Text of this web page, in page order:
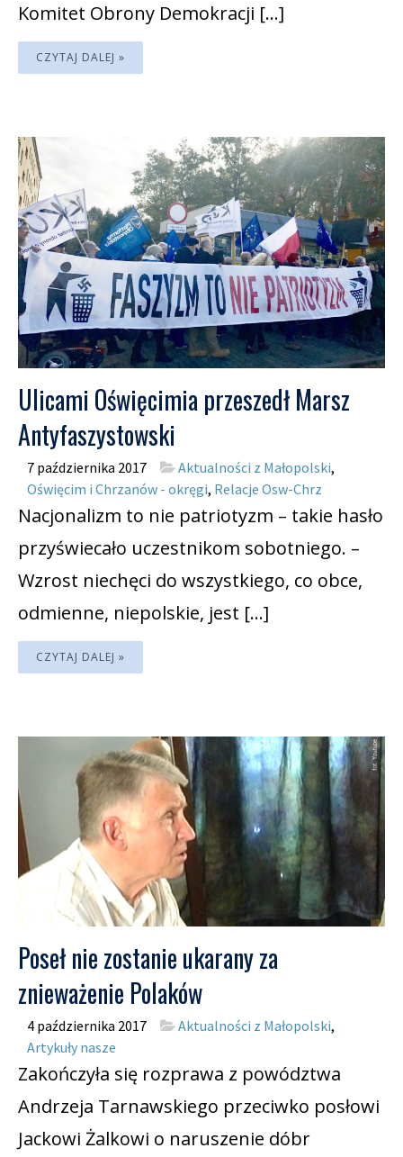
Komitet Obrony Demokracji […]
CZYTAJ DALEJ »
Ulicami Oświęcimia przeszedł Marsz
Antyfaszystowski
7 października 2017 Aktualności z Małopolski,
Oświęcim i Chrzanów - okręgi, Relacje Osw-Chrz
Nacjonalizm to nie patriotyzm – takie hasło
przyświecało uczestnikom sobotniego. –
Wzrost niechęci do wszystkiego, co obce,
odmienne, niepolskie, jest […]
CZYTAJ DALEJ »
Poseł nie zostanie ukarany za
znieważenie Polaków
4 października 2017 Aktualności z Małopolski,
Artykuły nasze
Zakończyła się rozprawa z powództwa
Andrzeja Tarnawskiego przeciwko posłowi
Jackowi Żalkowi o naruszenie dóbr